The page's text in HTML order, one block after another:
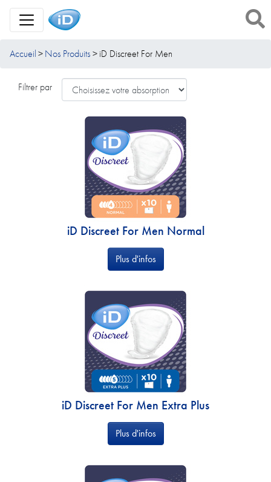
Toggle Navigation
Accueil Nos Produits iD Discreet For Men
Filtrer par
iD Discreet For Men Normal
Plus d'infos
iD Discreet For Men Extra Plus
Plus d'infos